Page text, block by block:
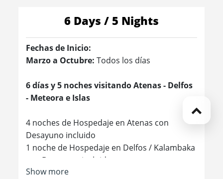
6 Days / 5 Nights
Fechas de Inicio:
Marzo a Octubre: Todos los días
6 días y 5 noches visitando Atenas - Delfos
- Meteora e Islas
4 noches de Hospedaje en Atenas con
Desayuno incluido
1 noche de Hospedaje en Delfos / Kalambaka
con Desayuno incluido
Show more